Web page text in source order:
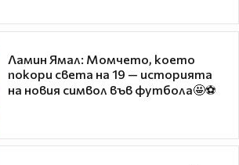
Ламин Ямал: Момчето, което
покори света на 19 — историята
на новия символ във футбола🤩⚽